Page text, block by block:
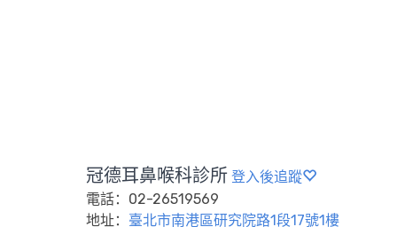
冠德耳鼻喉科診所 登入後追蹤
電話：02-26519569
地址： 臺北市南港區研究院路1段17號1樓